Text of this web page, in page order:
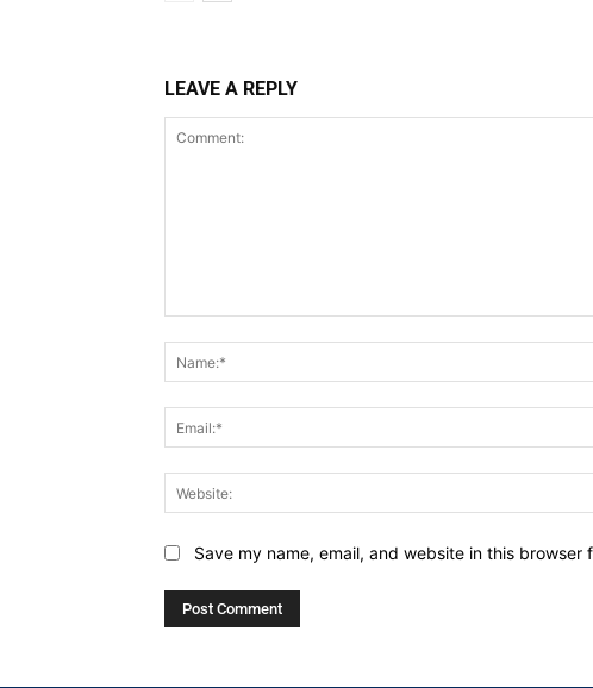
LEAVE A REPLY
Save my name, email, and website in this browser